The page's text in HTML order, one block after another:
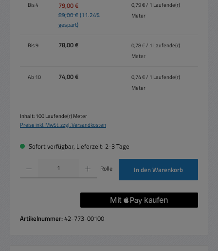
Bis4 79,00 €
89,00 €(11.24%
gespart)
0,79 € / 1 Laufende(r)
Meter
Bis9 78,00 €
0,78 € / 1 Laufende(r)
Meter
Ab 10 74,00 €
0,74 € / 1 Laufende(r)
Meter
Inhalt:100 Laufende(r) Meter
Preise inkl. MwSt. zzgl. Versandkosten
Sofort verfügbar, Lieferzeit: 2-3 Tage
Produkt Anzahl: Gib den gewünschten Wert ein oder benutze die Schaltflächen um
Rolle In den Warenkorb
Artikelnummer:42-773-00100